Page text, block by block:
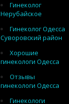
Гинеколог
Нерубайское
Гинеколог Одесса
Суворовский район
Хорошие
гинекологи Одесса
Отзывы
гинекологи Одесса
Гинекологи